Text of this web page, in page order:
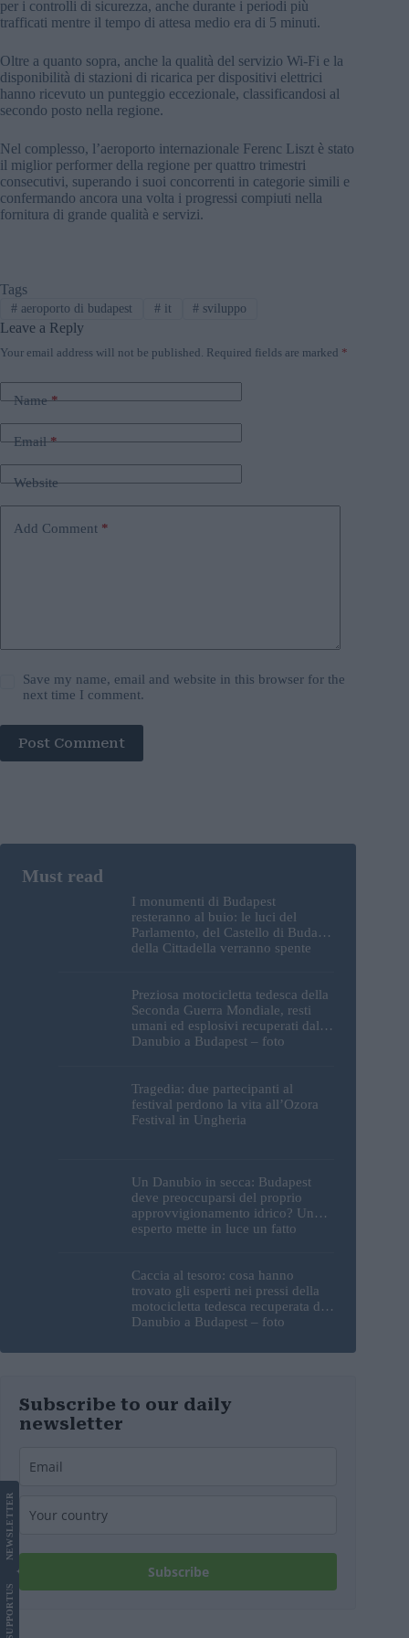
per i controlli di sicurezza, anche durante i periodi più
trafficati mentre il tempo di attesa medio era di 5 minuti.
Oltre a quanto sopra, anche la qualità del servizio Wi-Fi e la
disponibilità di stazioni di ricarica per dispositivi elettrici
hanno ricevuto un punteggio eccezionale, classificandosi al
secondo posto nella regione.
Nel complesso, l’aeroporto internazionale Ferenc Liszt è stato
il miglior performer della regione per quattro trimestri
consecutivi, superando i suoi concorrenti in categorie simili e
confermando ancora una volta i progressi compiuti nella
fornitura di grande qualità e servizi.
Tags
#aeroporto di budapest #it # sviluppo
Leave a Reply
Your email address will not be published. Required fields are marked *
Name*
Email*
Website
Add Comment *
Save my name, email and website in this browser for the
next time I comment.
Post Comment
I monumenti di Budapest
resteranno al buio: le luci del
Parlamento, del Castello di Buda e
della Cittadella verranno spente
Preziosa motocicletta tedesca della
Seconda Guerra Mondiale, resti
umani ed esplosivi recuperati dal
Danubio a Budapest – foto
Tragedia: due partecipanti al
festival perdono la vita all’Ozora
Festival in Ungheria
Un Danubio in secca: Budapest
deve preoccuparsi del proprio
approvvigionamento idrico? Un
esperto mette in luce un fatto
Caccia al tesoro: cosa hanno
trovato gli esperti nei pressi della
motocicletta tedesca recuperata dal
Danubio a Budapest – foto
Subscribe to our daily
newsletter
Subscribe
SUPPORT
US
NEWS
LETTER